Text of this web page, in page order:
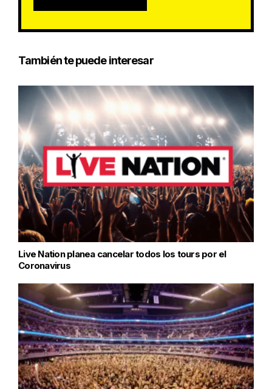
También te puede interesar
Live Nation planea cancelar todos los tours por el
Coronavirus